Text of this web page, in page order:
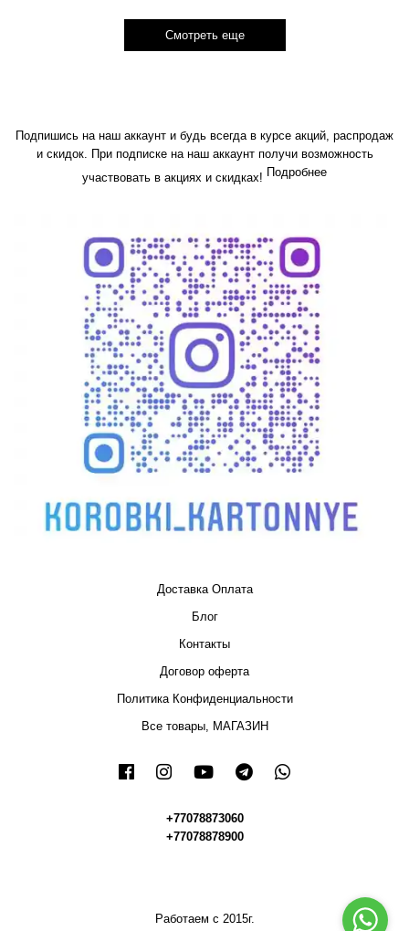
Смотреть еще
Подпишись на наш аккаунт и будь всегда в курсе акций, распродаж
и скидок. При подписке на наш аккаунт получи возможность
участвовать в акциях и скидках! Подробнее
Доставка Оплата
Блог
Контакты
Договор оферта
Политика Конфиденциальности
Все товары, МАГАЗИН
+77078873060
+77078878900
Работаем с 2015г.